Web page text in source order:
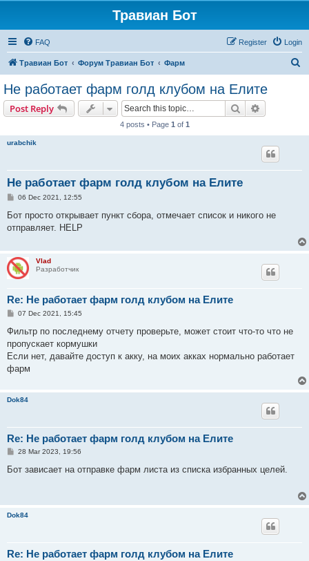
Травиан Бот
FAQ Login
Register
Травиан Бот Форум Травиан Бот Фарм
Не работает фарм голд клубом на Елите
Post Reply Search
4 posts • Page 1 of 1
urabchik
Не работает фарм голд клубом на Елите
P
s
06 Dec 2021, 12:55
Бот просто открывает пункт сбора, отмечает список и никого не
отправляет. HELP
Vlad
Разработчик
Re: Не работает фарм голд клубом на Елите
P
s
07 Dec 2021, 15:45
Фильтр по последнему отчету проверьте, может стоит что-то что не
пропускает кормушки
Если нет, давайте доступ к акку, на моих акках нормально работает
фарм
Dok84
Re: Не работает фарм голд клубом на Елите
P
s
28 Mar 2023, 19:56
Бот зависает на отправке фарм листа из списка избранных целей.
Dok84
Re: Не работает фарм голд клубом на Елите